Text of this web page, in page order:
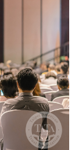
人士踴躍